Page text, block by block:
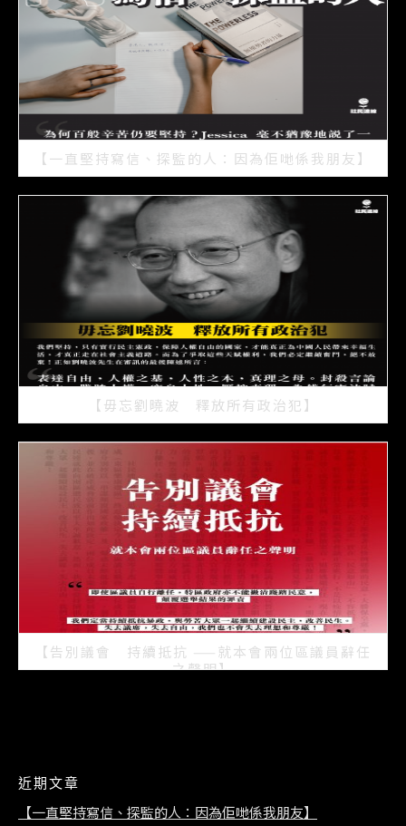
【一直堅持寫信、探監的人：因為佢哋係我朋友】
2021/07/15
【毋忘劉曉波 釋放所有政治犯】
【告別議會 持續抵抗 ——就本會兩位區議員辭任
之聲明】
近期文章
【一直堅持寫信、探監的人：因為佢哋係我朋友】